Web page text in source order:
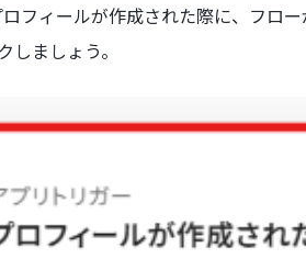
フィールが作成された際に、フロ
しましょう。